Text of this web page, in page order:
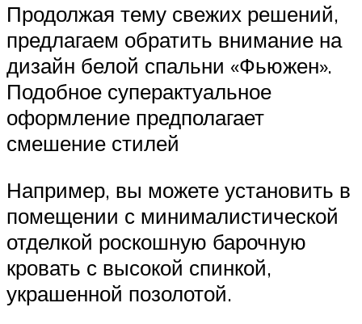
Продолжая тему свежих решений,
предлагаем обратить внимание на
дизайн белой спальни «Фьюжен».
Подобное суперактуальное
оформление предполагает
смешение стилей
Например, вы можете установить в
помещении с минималистической
отделкой роскошную барочную
кровать с высокой спинкой,
украшенной позолотой.